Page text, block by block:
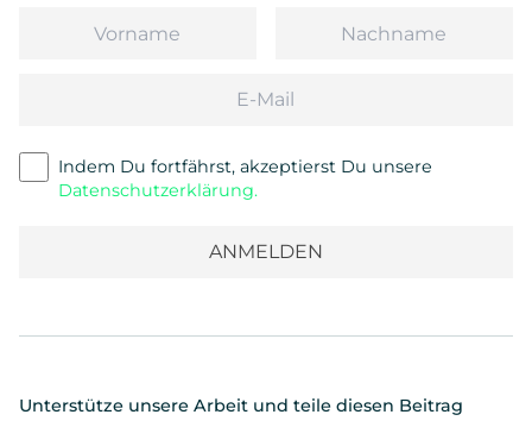
Indem Du fortfährst, akzeptierst Du unsere
Datenschutzerklärung.
Unterstütze unsere Arbeit und teile diesen Beitrag